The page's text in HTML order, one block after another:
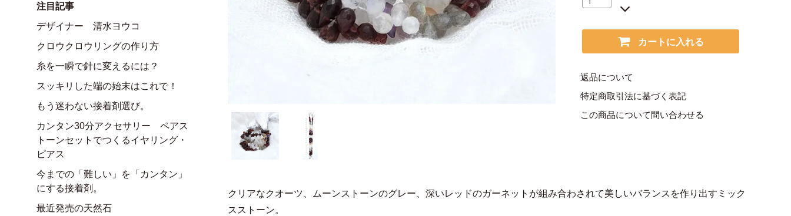
カートに入れる
返品について
特定商取引法に基づく表記
この商品について問い合わせる
クリアなクオーツ、ムーンストーンのグレー、深いレッドのガーネットが組み合わされて美しいバランスを作り出すミック
スストーン。
注目記事
デザイナー 清水ヨウコ
クロウクロウリングの作り方
糸を一瞬で針に変えるには？
スッキリした端の始末はこれで！
もう迷わない接着剤選び。
カンタン30分アクセサリー ペアス
トーンセットでつくるイヤリング・
ピアス
今までの「難しい」を「カンタン」
にする接着剤。
最近発売の天然石